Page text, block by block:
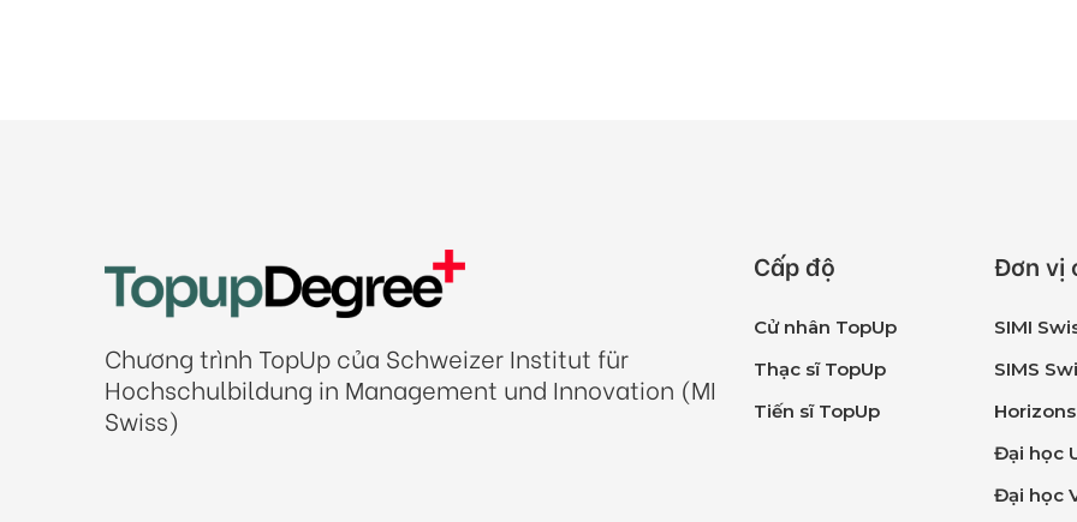
Chương trình TopUp của Schweizer Institut für
Hochschulbildung in Management und Innovation (MI
Swiss)
Cấp độ
Cử nhân TopUp
Thạc sĩ TopUp
Tiến sĩ TopUp
Đơn vị
SIMI
SIMS
Đại học
Đại học